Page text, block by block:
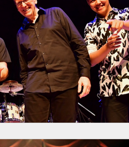
樂學講堂PHASE5 樂學講堂
JR站 菊田俊介站 冬令